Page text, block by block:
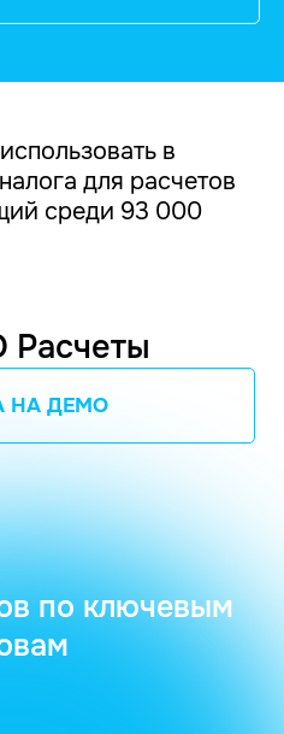
в
для расчетов
среди 93 000
Расчеты
НА ДЕМО
по ключевым